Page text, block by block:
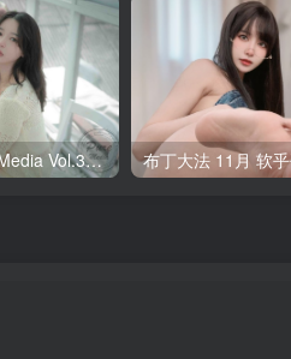
Yeha(예하) Pure Media Vol.321 Your Majesty [119P-145MB]